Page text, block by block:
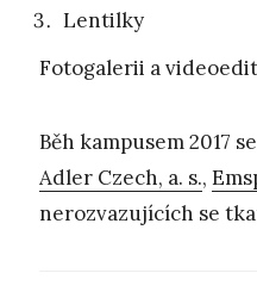
Lentilky
Fotogalerii a
Běh kampusem 2017
Adler Czech, a. s.,
nerozvazujících se